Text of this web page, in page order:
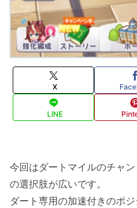
X
LINE
今回はダートマイルのチャ
の選択肢が広いです。
ダート専用の加速付きのポ